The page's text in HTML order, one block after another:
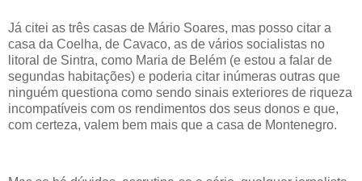
Já citei as três casas de Mário Soares, mas posso citar a
casa da Coelha, de Cavaco, as de vários socialistas no
litoral de Sintra, como Maria de Belém (e estou a falar de
segundas habitações) e poderia citar inúmeras outras que
ninguém questiona como sendo sinais exteriores de riqueza
incompatíveis com os rendimentos dos seus donos e que,
com certeza, valem bem mais que a casa de Montenegro.